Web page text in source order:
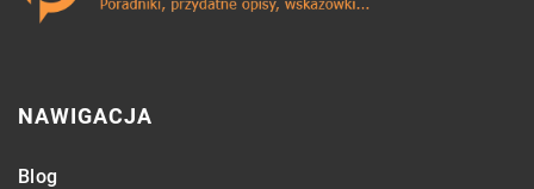
NAWIGACJA
Blog